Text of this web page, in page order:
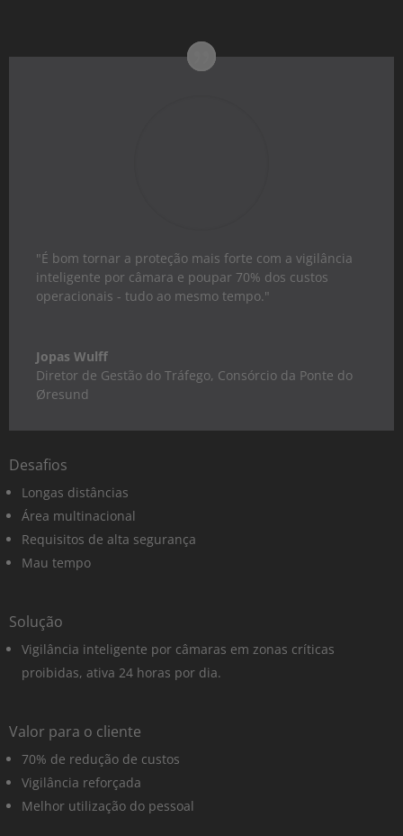
"É bom tornar a proteção mais forte com a vigilância
inteligente por câmara e poupar 70% dos custos
operacionais - tudo ao mesmo tempo."
Jopas Wulff
Diretor de Gestão do Tráfego, Consórcio da Ponte do
Øresund
Desafios
Longas distâncias
Área multinacional
Requisitos de alta segurança
Mau tempo
Solução
Vigilância inteligente por câmaras em zonas críticas
proibidas, ativa 24 horas por dia.
Valor para o cliente
70% de redução de custos
Vigilância reforçada
Melhor utilização do pessoal